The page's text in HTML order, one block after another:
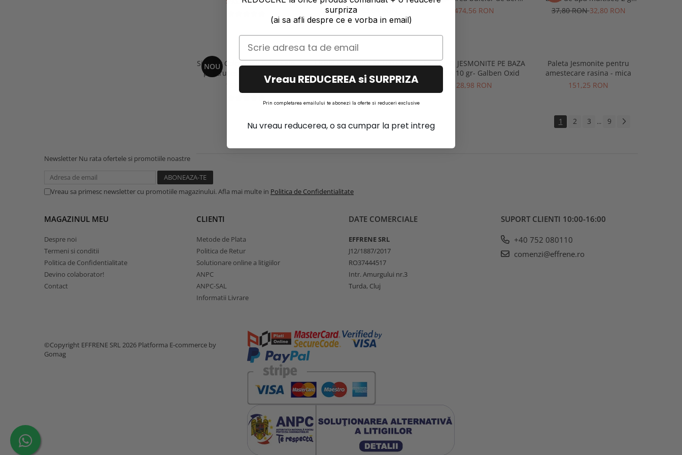
80,33 RON
Jesmonite
474,56 RON
,clasic
37,80 RON32,80 RON
NOU
Sigilant Colorfresh Food Safe
pentru Jesmonite, beton,
terrazzo- finisaj satinat
151,83 RON
Lichid Jesmonite AC100 5 L
614,56 RON
PIGMENT JESMONITE PE BAZA
DE APA 10 gr- Galben Oxid
28,98 RON
Paleta Jesmonite pentru
amestecare rasina - mica
151,25 RON
1 2 3 ... 9
Newsletter Nu rata ofertele si promotiile noastre
Vreau sa primesc newsletter cu promotiile magazinului. Afla mai multe in Politica de Confidentialitate
MAGAZINUL MEU
Despre noi
Termeni si conditii
Politica de Confidentialitate
Devino colaborator!
Contact
CLIENTI
Metode de Plata
Politica de Retur
Solutionare online a litigiilor
ANPC
ANPC-SAL
Informatii Livrare
DATE COMERCIALE
EFFRENE SRL
J12/1887/2017
RO37444517
Intr. Amurgului nr.3
Turda, Cluj
SUPORT CLIENTI 10:00-16:00
+40 752 080110
comenzi@effrene.ro
©Copyright EFFRENE SRL 2026 Platforma E-commerce by
Gomag
surpriza
(ai sa afli despre ce e vorba in email)
Vreau REDUCEREA si SURPRIZA
Prin completarea emailului te abonezi la oferte si reduceri exclusive
Nu vreau reducerea, o sa cumpar la pret intreg